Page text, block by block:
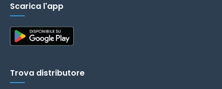
Scarica l'app
Trova distributore